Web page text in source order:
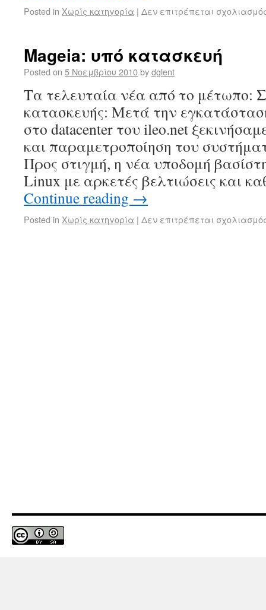
Posted in Χωρίς κατηγορία | Δεν επιτρέπεται
Mageia: υπό κατασκευή
Posted on 5 Νοεμβρίου 2010bydglent
Τα τελευταία νέα από το μέτωπο:
κατασκευής: Μετά την
στο datacenter του ileo.net
και παραμετροποίηση του
Προς στιγμή, η νέα υποδομή
Linux με αρκετές βελτιώσεις και
Continue reading →
Posted in Χωρίς κατηγορία | Δεν επιτρέπεται